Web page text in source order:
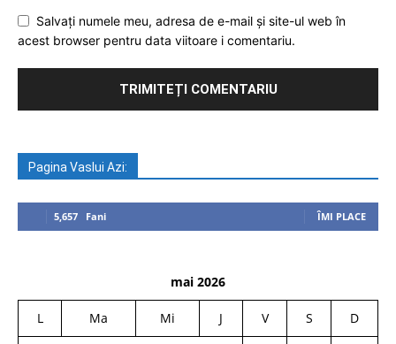
Salvați numele meu, adresa de e-mail și site-ul web în
acest browser pentru data viitoare i comentariu.
Pagina Vaslui Azi:
5,657 Fani ÎMI PLACE
mai 2026
L Ma Mi J V S D